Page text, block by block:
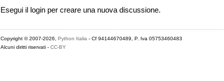
Esegui il login per creare una nuova discussione.
Copyright © 2007-2026, Python Italia - Cf 94144670489, P. Iva 05753460483
Alcuni diritti riservati - CC-BY